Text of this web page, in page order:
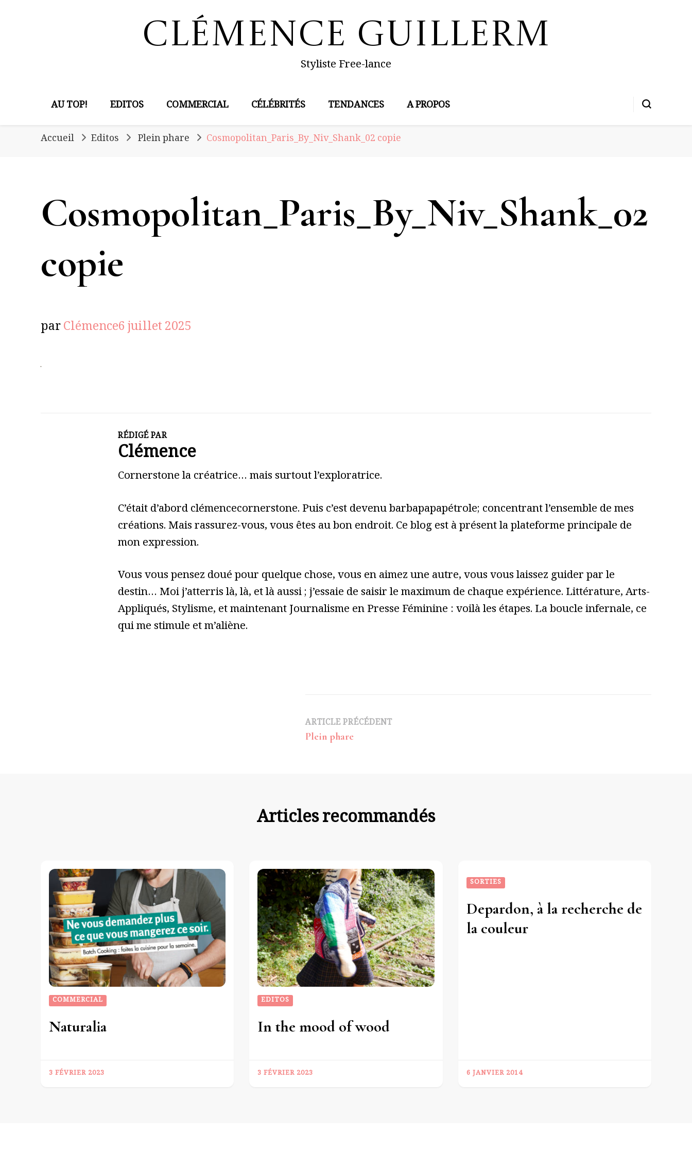
Clémence Guillerm
Styliste Free-lance
AU TOP! EDITOS COMMERCIAL CÉLÉBRITÉS TENDANCES A PROPOS
Accueil Editos Plein phare Cosmopolitan_Paris_By_Niv_Shank_02 copie
Cosmopolitan_Paris_By_Niv_Shank_02
copie
parClémence6 juillet 2025
RÉDIGÉ PAR
Clémence
Cornerstone la créatrice… mais surtout l’exploratrice.
C’était d’abord clémencecornerstone. Puis c’est devenu barbapapapétrole; concentrant l’ensemble de mes
créations. Mais rassurez-vous, vous êtes au bon endroit. Ce blog est à présent la plateforme principale de
mon expression.
Vous vous pensez doué pour quelque chose, vous en aimez une autre, vous vous laissez guider par le
destin… Moi j’atterris là, là, et là aussi ; j’essaie de saisir le maximum de chaque expérience. Littérature, Arts-
Appliqués, Stylisme, et maintenant Journalisme en Presse Féminine : voilà les étapes. La boucle infernale, ce
qui me stimule et m’aliène.
Navigation
d’article
ARTICLE PRÉCÉDENT
Plein phare
Articles recommandés
COMMERCIAL
Naturalia
3 FÉVRIER 2023
EDITOS
In the mood of wood
3 FÉVRIER 2023
SORTIES
Depardon, à la recherche de
la couleur
6 JANVIER 2014